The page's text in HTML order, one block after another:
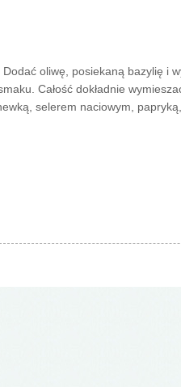
oliwę, posiekaną bazylię i
Całość dokładnie
selerem naciowym,